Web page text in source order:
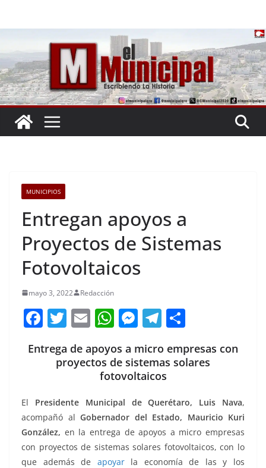
MUNICIPIOS
Entregan apoyos a
Proyectos de Sistemas
Fotovoltaicos
mayo 3, 2022 Redacción
F
c
b
o
o
k
T
itt
er
E
ai
l
W
at
s
A
p
p
M
ss
e
n
g
er
T
e
gr
a
m
m
p
ar
tir
Entrega de apoyos a micro empresas con
proyectos de sistemas solares
fotovoltaicos
El Presidente Municipal de Querétaro, Luis Nava,
acompañó al Gobernador del Estado, Mauricio Kuri
González, en la entrega de apoyos a micro empresas
con proyectos de sistemas solares fotovoltaicos, con lo
que además de apoyarla economía de las y los